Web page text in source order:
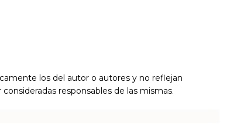
los del autor o autores y no reflejan
responsables de las mismas.